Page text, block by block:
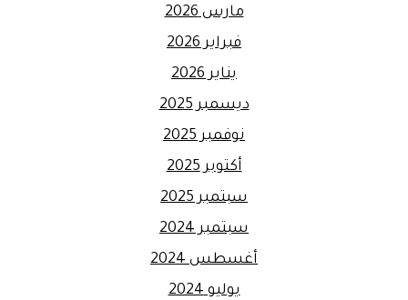
مارس 2026
فبراير 2026
يناير 2026
ديسمبر 2025
نوفمبر 2025
أكتوبر 2025
سبتمبر 2025
سبتمبر 2024
أغسطس 2024
يوليو 2024